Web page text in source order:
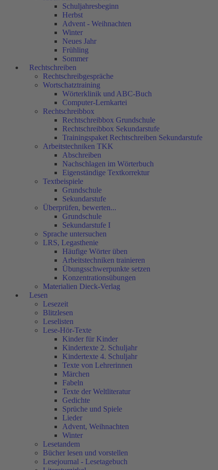
Schuljahresbeginn
Herbst
Advent - Weihnachten
Winter
Neues Jahr
Frühling
Sommer
Rechtschreiben
Rechtschreibgespräche
Wortschatztraining
Wörterklinik und ABC-Buch
Computer-Lernkartei
Rechtschreibbox
Rechtschreibbox Grundschule
Rechtschreibbox Sekundarstufe
Trainingspaket Rechtschreiben Sekundarstufe
Arbeitstechniken TKK
Abschreiben
Nachschlagen im Wörterbuch
Eigenständige Textkorrektur
Textbeispiele
Grundschule
Sekundarstufe
Überprüfen, bewerten...
Grundschule
Sekundarstufe I
Sprache untersuchen
LRS, Legasthenie
Häufige Wörter üben
Arbeitstechniken trainieren
Übungsschwerpunkte setzen
Konzentrationsübungen
Materialien Dieck-Verlag
Lesen
Lesezeit
Blitzlesen
Leselisten
Lese-Hör-Texte
Kinder für Kinder
Kindertexte 2. Schuljahr
Kindertexte 4. Schuljahr
Texte von Lehrerinnen
Märchen
Fabeln
Texte der Weltliteratur
Gedichte
Sprüche und Spiele
Lieder
Advent, Weihnachten
Winter
Lesetandem
Bücher lesen und vorstellen
Lesejournal - Lesetagebuch